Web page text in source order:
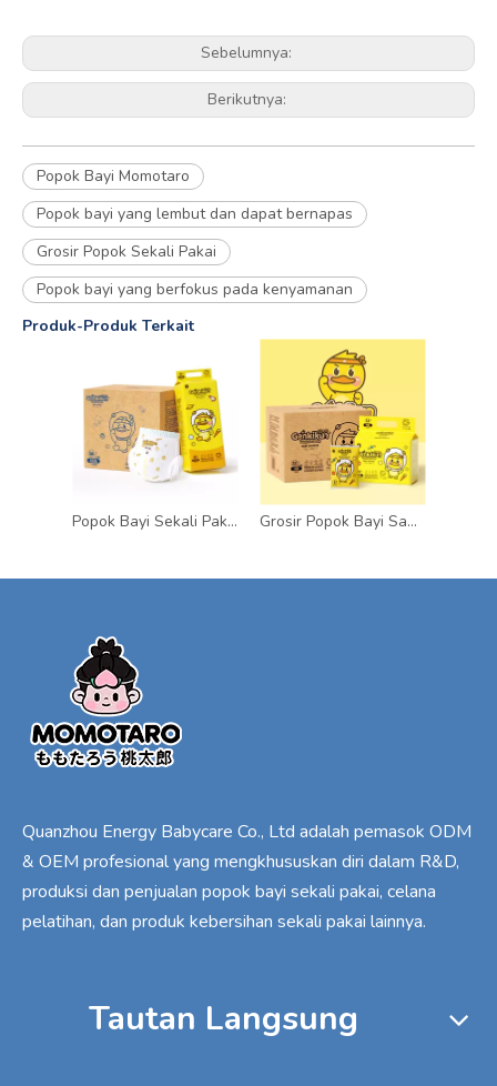
Sebelumnya:
Berikutnya:
Popok Bayi Momotaro
Popok bayi yang lembut dan dapat bernapas
Grosir Popok Sekali Pakai
Popok bayi yang berfokus pada kenyamanan
Produk-Produk Terkait
Popok Bayi Sekali Pakai Ultra Tipis Grosir Popok Serap Tinggi Kustom Grosir Popok Bayi Sampel Gratis Popok Sekali Pakai Lembut Ringan
Quanzhou Energy Babycare Co., Ltd adalah pemasok ODM
& OEM profesional yang mengkhususkan diri dalam R&D,
produksi dan penjualan popok bayi sekali pakai, celana
pelatihan, dan produk kebersihan sekali pakai lainnya.
Tautan Langsung